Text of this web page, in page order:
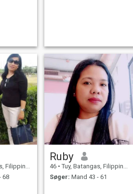
68
Ruby
46 • Tuy, Batangas, Filippinerne
Søger: Mand 43 - 61